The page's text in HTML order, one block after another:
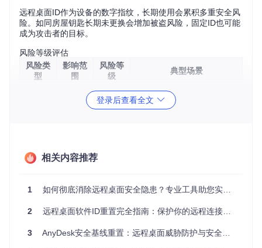
远程桌面ID作为设备的数字指纹，长期使用会累积多重安全风
险。如同房屋钥匙长期未更换会增加被盗风险，固定ID也可能
成为攻击者的目标。
风险等级评估
风险类
型
影响范
围
风险等
级
典型场景
⭐⭐⭐⭐
⭐
长期使用同一ID导致被针对
性攻击
权限滥
用
高
露
中 ⭐⭐⭐
取
攻击者可通过长期监控固定ID，分析连接模式并尝试入侵；而
累积的配置文件可能包含敏感信息，或因版本不兼容导致连接
问题。定期重置ID如同更换门锁，是成本最低却效果显著的安
登录后查看全文
相关内容推荐
1 如何彻底消除远程桌面安全隐患？专业工具助您实现设备标识重置
2 远程桌面软件ID重置完全指南：保护你的远程连接安全
3 AnyDesk安全基线重置：远程桌面威胁防护与安全加固指南